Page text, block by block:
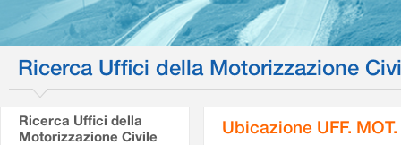
Ricerca Uffici della Motorizzazione
Ricerca Uffici della
Motorizzazione Civile
Ubicazione UFF.